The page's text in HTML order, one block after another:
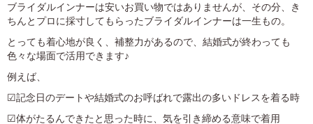
ブライダルインナーは安いお買い物ではありませんが、その分、き
ちんとプロに採寸してもらったブライダルインナーは一生もの。
とっても着心地が良く、補整力があるので、結婚式が終わっても
色々な場面で活用できます♪
例えば、
☑記念日のデートや結婚式のお呼ばれで露出の多いドレスを着る時
☑体がたるんできたと思った時に、気を引き締める意味で着用